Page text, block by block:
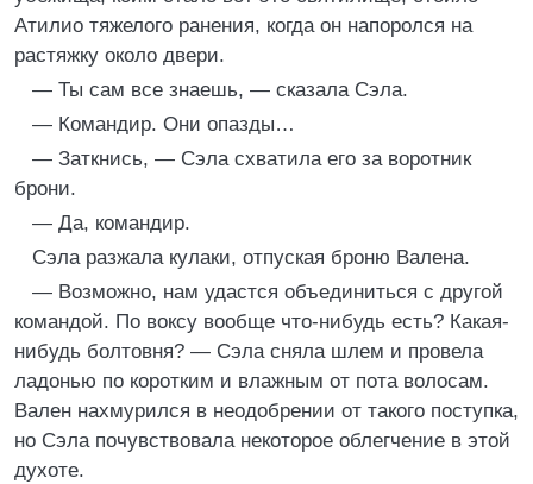
Атилио тяжелого ранения, когда он напоролся на
растяжку около двери.
— Ты сам все знаешь, — сказала Сэла.
— Командир. Они опазды…
— Заткнись, — Сэла схватила его за воротник
брони.
— Да, командир.
Сэла разжала кулаки, отпуская броню Валена.
— Возможно, нам удастся объединиться с другой
командой. По воксу вообще что-нибудь есть? Какая-
нибудь болтовня? — Сэла сняла шлем и провела
ладонью по коротким и влажным от пота волосам.
Вален нахмурился в неодобрении от такого поступка,
но Сэла почувствовала некоторое облегчение в этой
духоте.